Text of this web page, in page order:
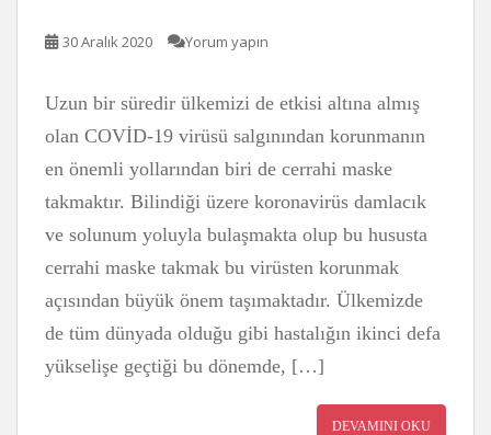
30 Aralık 2020 Yorum yapın
Uzun bir süredir ülkemizi de etkisi altına almış
olan COVİD-19 virüsü salgınından korunmanın
en önemli yollarından biri de cerrahi maske
takmaktır. Bilindiği üzere koronavirüs damlacık
ve solunum yoluyla bulaşmakta olup bu hususta
cerrahi maske takmak bu virüsten korunmak
açısından büyük önem taşımaktadır. Ülkemizde
de tüm dünyada olduğu gibi hastalığın ikinci defa
yükselişe geçtiği bu dönemde, […]
DEVAMINI OKU